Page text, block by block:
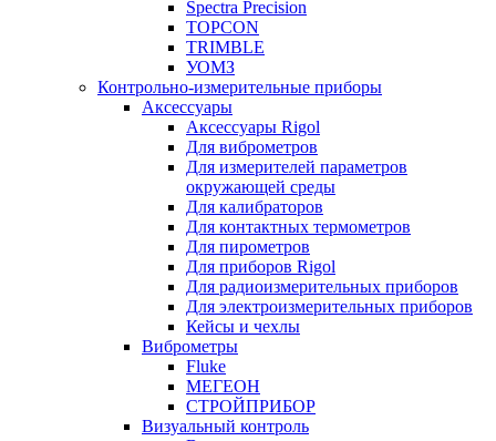
Spectra Precision
TOPCON
TRIMBLE
УОМЗ
Контрольно-измерительные приборы
Аксессуары
Аксессуары Rigol
Для виброметров
Для измерителей параметров
окружающей среды
Для калибраторов
Для контактных термометров
Для пирометров
Для приборов Rigol
Для радиоизмерительных приборов
Для электроизмерительных приборов
Кейсы и чехлы
Виброметры
Fluke
МЕГЕОН
СТРОЙПРИБОР
Визуальный контроль